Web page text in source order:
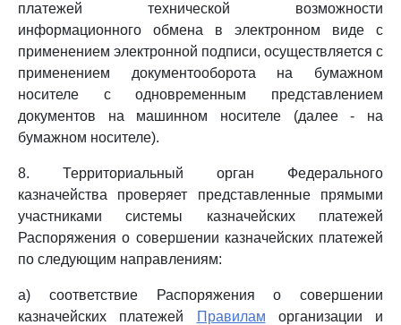
платежей технической возможности
информационного обмена в электронном виде с
применением электронной подписи, осуществляется с
применением документооборота на бумажном
носителе с одновременным представлением
документов на машинном носителе (далее - на
бумажном носителе).
8. Территориальный орган Федерального
казначейства проверяет представленные прямыми
участниками системы казначейских платежей
Распоряжения о совершении казначейских платежей
по следующим направлениям:
а) соответствие Распоряжения о совершении
казначейских платежей
Правилам организации и